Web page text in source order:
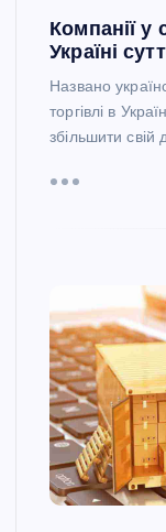
Компанії у
Україні
Названо
торгівлі в
збільшити свій